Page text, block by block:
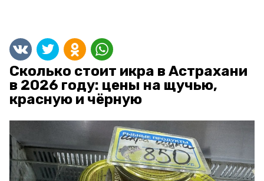
Сколько стоит икра в Астрахани
в 2026 году: цены на щучью,
красную и чёрную